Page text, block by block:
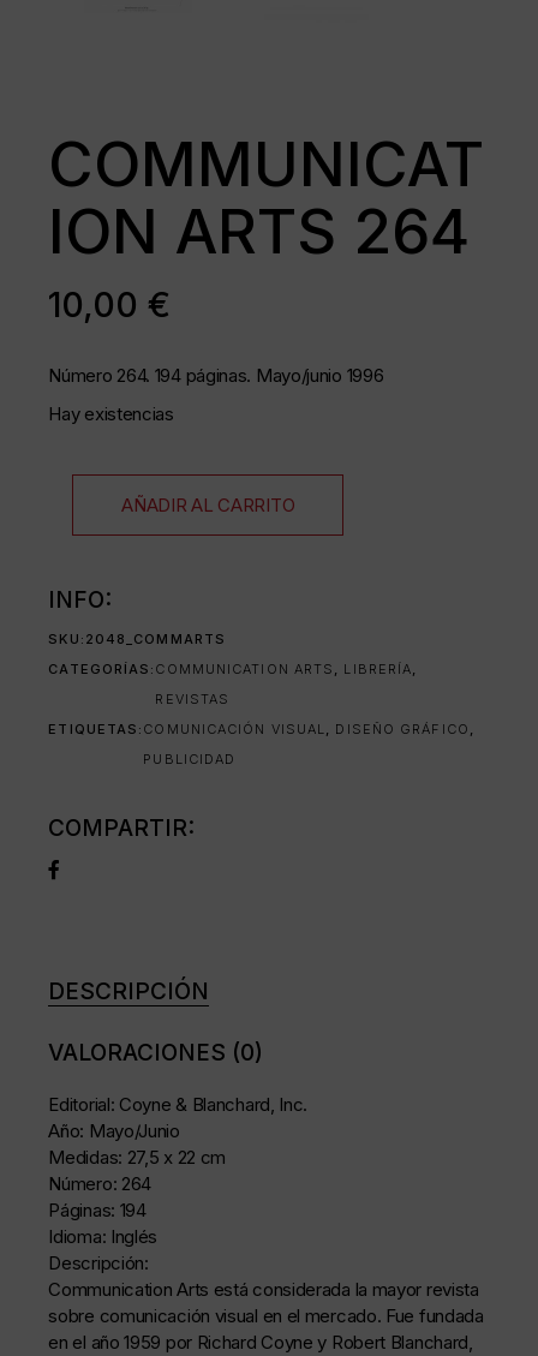
COMMUNICAT
ION ARTS 264
10,00€
Número 264. 194 páginas. Mayo/junio 1996
Hay existencias
AÑADIR AL CARRITO
INFO:
SKU: 2048_COMMARTS
CATEGORÍAS: COMMUNICATION ARTS , LIBRERÍA,
REVISTAS
ETIQUETAS: COMUNICACIÓN VISUAL, DISEÑO GRÁFICO ,
PUBLICIDAD
COMPARTIR:
DESCRIPCIÓN
VALORACIONES (0)
Editorial: Coyne & Blanchard, Inc.
Año: Mayo/Junio
Medidas: 27,5 x 22 cm
Número: 264
Páginas: 194
Idioma: Inglés
Descripción:
Communication Arts está considerada la mayor revista
sobre comunicación visual en el mercado. Fue fundada
en el año 1959 por Richard Coyne y Robert Blanchard,